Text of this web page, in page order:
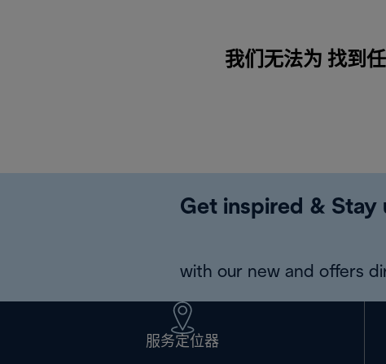
我们无法为 找到
Get inspired & Stay
with our new and offers
服务定位器